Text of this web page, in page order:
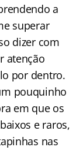
a
superar
dizer com
atenção
por dentro.
pouquinho
em que os
e raros,
nas